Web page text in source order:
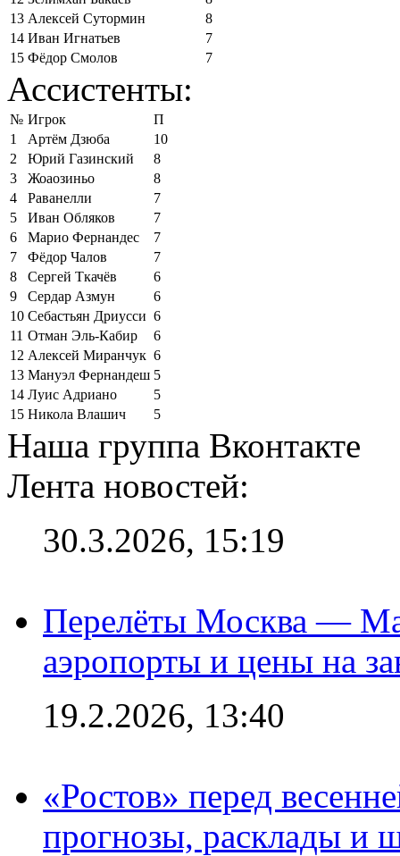
13 Алексей Сутормин
8
14 Иван Игнатьев
7
15 Фёдор Смолов 7
Ассистенты:
№ Игрок
П
1
Артём Дзюба
10
2
Юрий Газинский
8
3
Жоаозиньо
8
4
Раванелли
7
5
Иван Обляков
7
6
Марио Фернандес
7
7
Фёдор Чалов
7
8
Сергей Ткачёв
6
9
Сердар Азмун
6
10 Себастьян Дриусси 6
11 Отман Эль-Кабир
6
12 Алексей Миранчук 6
13 Мануэл Фернандеш 5
14 Луис Адриано
5
15 Никола Влашич 5
Наша группа Вконтакте
Лента новостей:
30.3.2026, 15:19
Перелёты Москва —
аэропорты и цены на
19.2.2026, 13:40
«Ростов» перед
прогнозы, расклады и